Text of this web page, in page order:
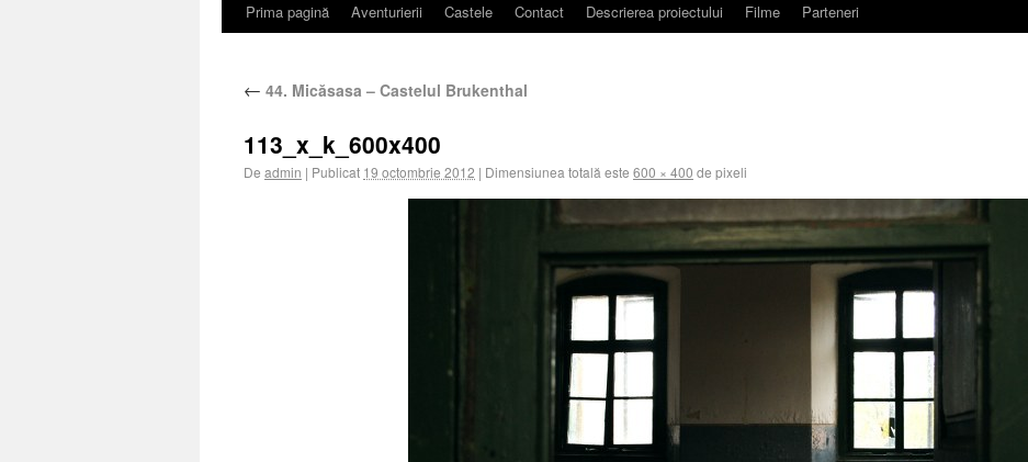
Prima pagină Aventurierii Castele Contact Descrierea proiectului Filme Parteneri
← 44. Micăsasa – Castelul Brukenthal
113_x_k_600x400
De admin | Publicat 19 octombrie 2012 | Dimensiunea totală este 600 × 400 de pixeli